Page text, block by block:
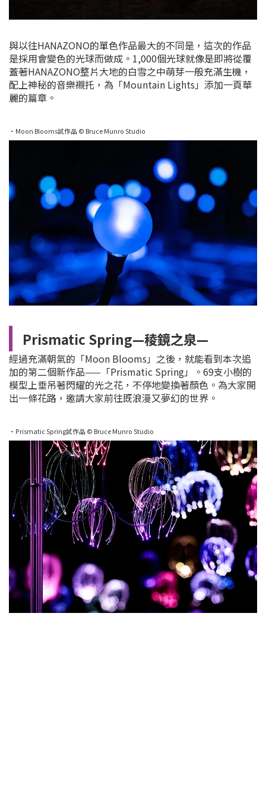
與以往HANAZONO的單色作品最大的不同是，這次的作品
是採用會變色的光球而做成。1,000個光球就像是即將從覆
蓋著HANAZONO整片大地的白雪之中萌芽一般充滿生機，
配上神秘的音樂襯托，為「Mountain Lights」添加一頁華
麗的篇章。
・Moon Blooms試作品 © Bruce Munro Studio
Prismatic Spring—稜鏡之泉—
經過充滿朝氣的「Moon Blooms」之後，就能看到本次追
加的第二個新作品——「Prismatic Spring」。69支小樹的
模型上垂吊著閃耀的光之花，不停地變換著顏色。為大家開
出一條花路，邀請大家前往既浪漫又夢幻的世界。
・Prismatic Spring試作品 © Bruce Munro Studio